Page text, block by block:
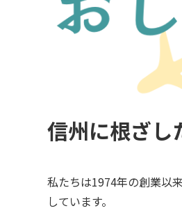
信州に根ざし
私たちは1974年の創業以
しています。